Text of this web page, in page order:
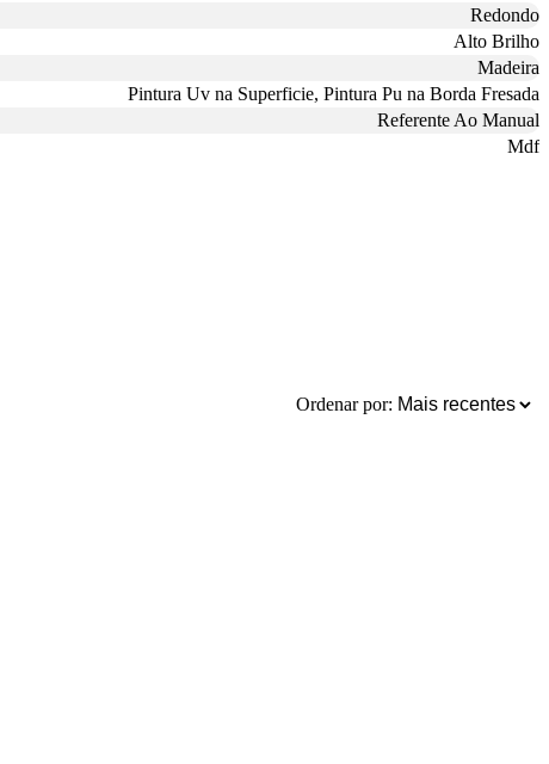
Redondo
Alto Brilho
Madeira
Pintura Uv na Superficie, Pintura Pu na Borda Fresada
Referente Ao Manual
Mdf
Ordenar por: